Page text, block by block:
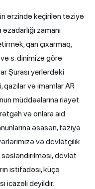
ərzində keçirilən təziyə
zamanı
qan çıxarmaq,
s. dinimizə görə
Şurası yerlərdəki
qazılar və imamlar AR
müddəalarına riayət
və onlara aid
əsasən, təziyə
və dövlətçilik
səsləndirilməsi, dövlət
istifadəsi, küçə
icazəli deyildir.